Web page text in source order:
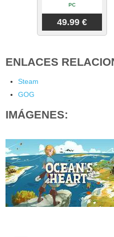
PC
49.99 €
ENLACES
Steam
GOG
IMÁGENES: